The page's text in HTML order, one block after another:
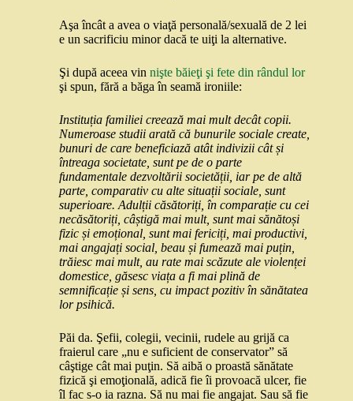
Aşa încât a avea o viaţă personală/sexuală de 2 lei
e un sacrificiu minor dacă te uiţi la alternative.
Şi după aceea vin nişte băieţi şi fete din rândul lor
şi spun, fără a băga în seamă ironiile:
Instituția familiei creează mai mult decât copii.
Numeroase studii arată că bunurile sociale create,
bunuri de care beneficiază atât indivizii cât și
întreaga societate, sunt pe de o parte
fundamentale dezvoltării societății, iar pe de altă
parte, comparativ cu alte situații sociale, sunt
superioare. Adulții căsătoriți, în comparație cu cei
necăsătoriți, câștigă mai mult, sunt mai sănătoși
fizic și emoțional, sunt mai fericiți, mai productivi,
mai angajați social, beau și fumează mai puțin,
trăiesc mai mult, au rate mai scăzute ale violenței
domestice, găsesc viața a fi mai plină de
semnificație și sens, cu impact pozitiv în sănătatea
lor psihică.
Păi da. Şefii, colegii, vecinii, rudele au grijă ca
fraierul care „nu e suficient de conservator” să
câştige cât mai puţin. Să aibă o proastă sănătate
fizică şi emoţională, adică fie îi provoacă ulcer, fie
îl fac s-o ia razna. Să nu mai fie angajat. Sau să fie